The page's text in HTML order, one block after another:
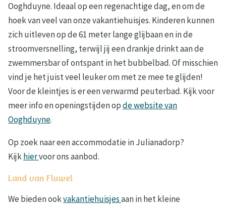
Ooghduyne. Ideaal op een regenachtige dag, en om de
hoek van veel van onze vakantiehuisjes. Kinderen kunnen
zich uitleven op de 61 meter lange glijbaan en in de
stroomversnelling, terwijl jij een drankje drinkt aan de
zwemmersbar of ontspant in het bubbelbad. Of misschien
vind je het juist veel leuker om met ze mee te glijden!
Voor de kleintjes is er een verwarmd peuterbad. Kijk voor
meer info en openingstijden opde website van
Ooghduyne.
Op zoek naar een accommodatie in Julianadorp?
Kijkhiervoor ons aanbod.
Land van Fluwel
We bieden ookvakantiehuisjesaan in het kleine